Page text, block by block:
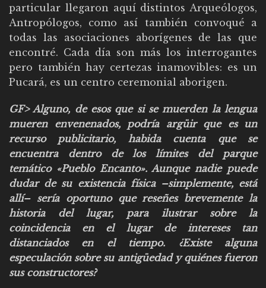
particular llegaron aquí distintos Arqueólogos,
Antropólogos, como así también convoqué a
todas las asociaciones aborígenes de las que
encontré. Cada día son más los interrogantes
pero también hay certezas inamovibles: es un
Pucará, es un centro ceremonial aborigen.
GF> Alguno, de esos que si se muerden la lengua
mueren envenenados, podría argüir que es un
recurso publicitario, habida cuenta que se
encuentra dentro de los límites del parque
temático «Pueblo Encanto». Aunque nadie puede
dudar de su existencia física –simplemente, está
allí– sería oportuno que reseñes brevemente la
historia del lugar, para ilustrar sobre la
coincidencia en el lugar de intereses tan
distanciados en el tiempo. ¿Existe alguna
especulación sobre su antigüedad y quiénes fueron
sus constructores?